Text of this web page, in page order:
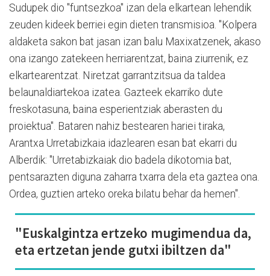
Sudupek dio "funtsezkoa" izan dela elkartean lehendik
zeuden kideek berriei egin dieten transmisioa. "Kolpera
aldaketa sakon bat jasan izan balu Maxixatzenek, akaso
ona izango zatekeen herriarentzat, baina ziurrenik, ez
elkartearentzat. Niretzat garrantzitsua da taldea
belaunaldiartekoa izatea. Gazteek ekarriko dute
freskotasuna, baina esperientziak aberasten du
proiektua". Bataren nahiz bestearen hariei tiraka,
Arantxa Urretabizkaia idazlearen esan bat ekarri du
Alberdik: "Urretabizkaiak dio badela dikotomia bat,
pentsarazten diguna zaharra txarra dela eta gaztea ona.
Ordea, guztien arteko oreka bilatu behar da hemen".
"Euskalgintza ertzeko mugimendua da,
eta ertzetan jende gutxi ibiltzen da"